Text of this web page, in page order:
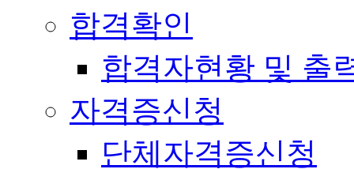
합격확인
합격자현황 및 출
자격증신청
단체자격증신청